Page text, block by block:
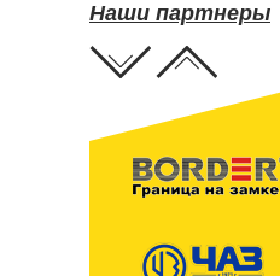
Наши партнеры